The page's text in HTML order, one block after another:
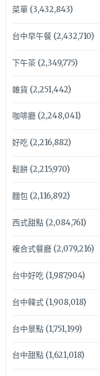
菜單(3,432,843)
台中早午餐(2,432,710)
下午茶(2,349,775)
雜貨 (2,251,442)
咖啡廳(2,248,041)
好吃(2,216,882)
鬆餅(2,215,970)
麵包(2,116,892)
西式甜點(2,084,761)
複合式餐廳(2,079,216)
台中好吃(1,987,904)
台中韓式(1,908,018)
台中景點(1,751,199)
台中甜點(1,621,018)